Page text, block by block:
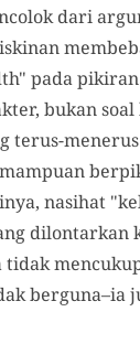
dari
pada
bukan
terus-
nasihat
dilontarkan
tidak
berguna–ia